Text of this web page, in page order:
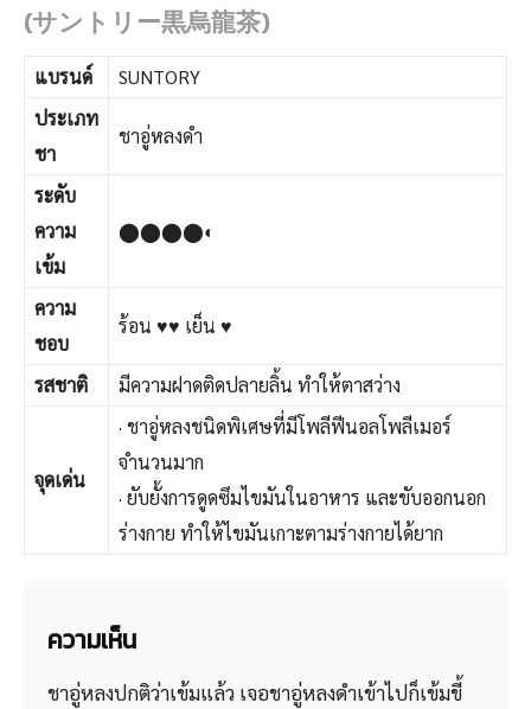
(サントリー黒烏龍茶)
แบรนด์
SUNTORY
ประเภท
ชา
ชาอู่หลงดำ
ระดับ
ความ
เข้ม
⬤⬤⬤⬤◐
ความ
ชอบ
ร้อน ♥♥ เย็น ♥
รสชาติ มีความฝาดติดปลายลิ้น ทำให้ตาสว่าง
จุดเด่น
· ชาอู่หลงชนิดพิเศษที่มีโพลีฟีนอลโพลีเมอร์
จำนวนมาก
· ยับยั้งการดูดซึมไขมันในอาหาร และขับออกนอก
ร่างกาย ทำให้ไขมันเกาะตามร่างกายได้ยาก
ความเห็น
ชาอู่หลงปกติว่าเข้มแล้ว เจอชาอู่หลงดำเข้าไปก็เข้มขี้